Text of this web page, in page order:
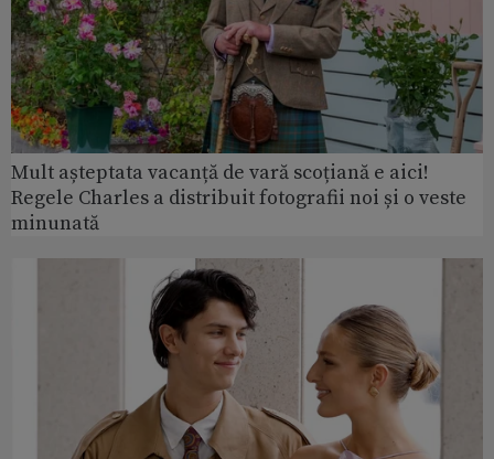
Mult așteptata vacanță de vară scoțiană e aici!
Regele Charles a distribuit fotografii noi și o veste
minunată